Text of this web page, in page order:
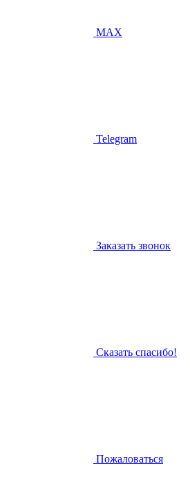
MAX
Telegram
Заказать звонок
Сказать спасибо!
Пожаловаться